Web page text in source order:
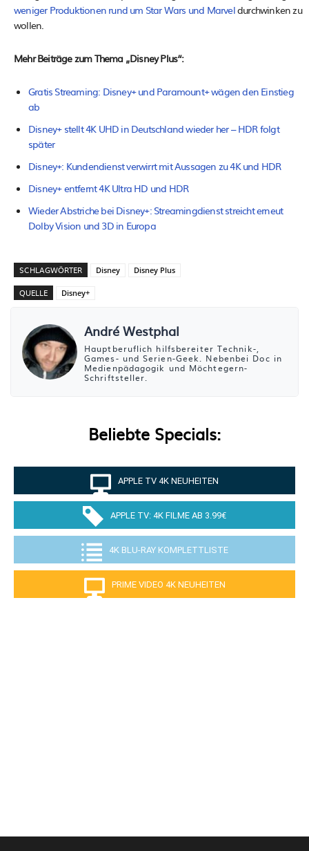
weniger Produktionen rund um Star Wars und Marveldurchwinken zu
wollen.
Mehr Beiträge zum Thema „Disney Plus“:
Gratis Streaming: Disney+ und Paramount+ wägen den Einstieg
ab
Disney+ stellt 4K UHD in Deutschland wieder her – HDR folgt
später
Disney+: Kundendienst verwirrt mit Aussagen zu 4K und HDR
Disney+ entfernt 4K Ultra HD und HDR
Wieder Abstriche bei Disney+: Streamingdienst streicht erneut
Dolby Vision und 3D in Europa
SCHLAGWÖRTER Disney Disney Plus
QUELLE Disney+
André Westphal
Hauptberuflich hilfsbereiter Technik-,
Games- und Serien-Geek. Nebenbei Doc in
Medienpädagogik und Möchtegern-
Schriftsteller.
Beliebte Specials:
APPLE TV 4K NEUHEITEN
APPLE TV: 4K FILME AB 3.99€
4K BLU-RAY KOMPLETTLISTE
PRIME VIDEO 4K NEUHEITEN